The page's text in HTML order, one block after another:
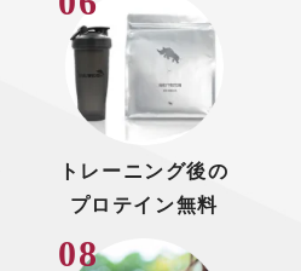
トレーニング後の
プロテイン無料